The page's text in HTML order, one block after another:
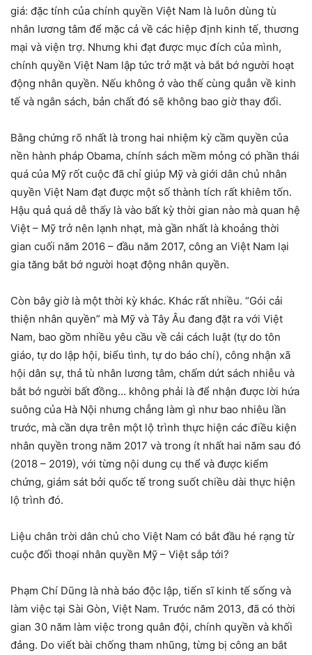
giá: đặc tính của chính quyền Việt Nam là luôn dùng tù
nhân lương tâm để mặc cả về các hiệp định kinh tế, thương
mại và viện trợ. Nhưng khi đạt được mục đích của mình,
chính quyền Việt Nam lập tức trở mặt và bắt bớ người hoạt
động nhân quyền. Nếu không ở vào thế cùng quẫn về kinh
tế và ngân sách, bản chất đó sẽ không bao giờ thay đổi.
Bằng chứng rõ nhất là trong hai nhiệm kỳ cầm quyền của
nền hành pháp Obama, chính sách mềm mỏng có phần thái
quá của Mỹ rốt cuộc đã chỉ giúp Mỹ và giới dân chủ nhân
quyền Việt Nam đạt được một số thành tích rất khiêm tốn.
Hậu quả quá dễ thấy là vào bất kỳ thời gian nào mà quan hệ
Việt – Mỹ trở nên lạnh nhạt, mà gần nhất là khoảng thời
gian cuối năm 2016 – đầu năm 2017, công an Việt Nam lại
gia tăng bắt bớ người hoạt động nhân quyền.
Còn bây giờ là một thời kỳ khác. Khác rất nhiều. “Gói cải
thiện nhân quyền” mà Mỹ và Tây Âu đang đặt ra với Việt
Nam, bao gồm nhiều yêu cầu về cải cách luật (tự do tôn
giáo, tự do lập hội, biểu tình, tự do báo chí), công nhận xã
hội dân sự, thả tù nhân lương tâm, chấm dứt sách nhiễu và
bắt bớ người bất đồng… không phải là để nhận được lời hứa
suông của Hà Nội nhưng chẳng làm gì như bao nhiêu lần
trước, mà cần dựa trên một lộ trình thực hiện các điều kiện
nhân quyền trong năm 2017 và trong ít nhất hai năm sau đó
(2018 – 2019), với từng nội dung cụ thể và được kiểm
chứng, giám sát bởi quốc tế trong suốt chiều dài thực hiện
lộ trình đó.
Liệu chân trời dân chủ cho Việt Nam có bắt đầu hé rạng từ
cuộc đối thoại nhân quyền Mỹ – Việt sắp tới?
Phạm Chí Dũng là nhà báo độc lập, tiến sĩ kinh tế sống và
làm việc tại Sài Gòn, Việt Nam. Trước năm 2013, đã có thời
gian 30 năm làm việc trong quân đội, chính quyền và khối
đảng. Do viết bài chống tham nhũng, từng bị công an bắt